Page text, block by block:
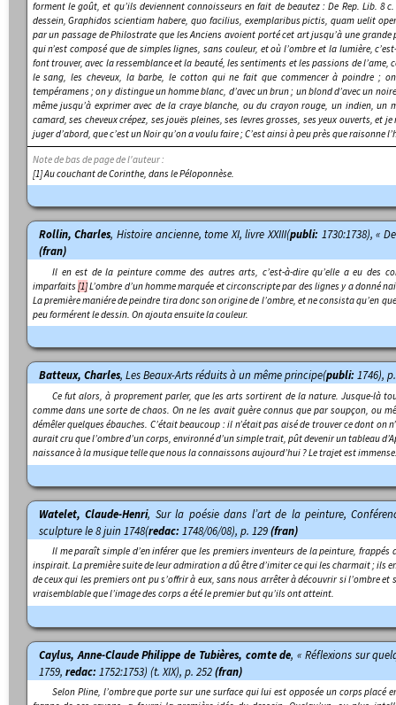
forment le goût, et qu’ils deviennent connoisseurs en fait de beautez :De Rep. Lib. 8
dessein,Graphidos scientiam habere, quo facilius, exemplaribus pictis, quam uelit
par un passage de Philostrate que les Anciens avoient porté cet art jusqu’à une
qui n’est composé que de simples lignes, sans couleur, et où l’ombre et la lumière,
font trouver, avec la ressemblance et la beauté, les sentiments et les passions de
le sang, les cheveux, la barbe, le cotton qui ne fait que commencer à poindre ;
tempéramens ; on y distingue un homme blanc, d’avec un brun ; un blond d’avec un
même jusqu’à exprimer avec de la craye blanche, ou du crayon rouge, un indien, un
camard, ses cheveux crépez, ses jouës pleines, ses levres grosses, ses yeux ouverts, et
juger d’abord, que c’est un Noir qu’on a voulu faire ; C’est ainsi à peu près que raisonne
Note de bas de page de l'auteur :
[1] Au couchant de Corinthe, dans le Péloponnèse.
Rollin, Charles, Histoire ancienne, tome XI, livre XXIII(publi: 1730:1738), «
(fran)
Il en est de la peinture comme des autres arts, c’est-à-dire qu’elle a eu des
imparfaits [1]L’ombre d’un homme marquée et circonscripte par des lignes y a donné
La première maniére de peindre tira donc son origine de l’ombre, et ne consista qu’en
peu formérent le dessin. On ajouta ensuite la couleur.
Batteux, Charles, Les Beaux-Arts réduits à un même principe(publi: 1746),
Ce fut alors, à proprement parler, que les arts sortirent de la nature. Jusque-là
comme dans une sorte de chaos. On ne les avait guère connus que par soupçon, ou
démêler quelques ébauches. C’était beaucoup : il n’était pas aisé de trouver ce dont on
aurait cru que l’ombre d’un corps, environné d’un simple trait, pût devenir un tableau
naissance à la musique telle que nous la connaissons aujourd’hui ? Le trajet est
Watelet, Claude-Henri, Sur la poésie dans l’art de la peinture,
sculpture le 8 juin 1748(redac: 1748/06/08), p. 129(fran)
Il me paraît simple d’en inférer que les premiers inventeurs de la peinture, frappés
inspirait. La première suite de leur admiration a dû être d’imiter ce qui les charmait ; ils
de ceux qui les premiers ont pu s’offrir à eux, sans nous arrêter à découvrir si l’ombre
vraisemblable que l’image des corps a été le premier but qu’ils ont atteint.
Caylus, Anne-Claude Philippe de Tubières, comte de, « Réflexions sur
1759, redac: 1752:1753) (t. XIX), p. 252(fran)
Selon Pline, l’ombre que porte sur une surface qui lui est opposée un corps placé